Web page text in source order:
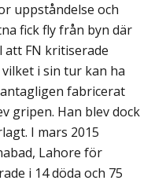
uppståndelse och
fick fly från byn där
att FN kritiserade
i sin tur kan ha
fabricerat
gripen. Han blev dock
I mars 2015
Lahore för
i 14 döda och 75